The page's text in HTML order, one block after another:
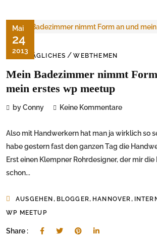
Mai
24
2013
ALLTÄGLICHES /WEBTHEMEN
Mein Badezimmer nimmt
mein erstes wp meetup
by Conny Keine Kommentare
Also mit Handwerkern hat man ja wirklich so
habe gestern fast den ganzen Tag die
Erst einen Klempner Rohrdesigner, der mir
schon...
AUSGEHEN , BLOGGER, HANNOVER,
WP MEETUP
Share :